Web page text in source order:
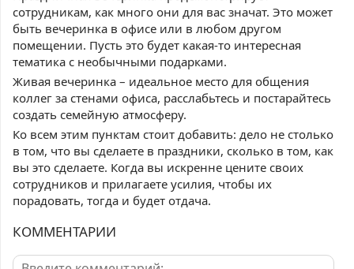
сотрудникам, как много они для вас значат. Это может
быть вечеринка в офисе или в любом другом
помещении. Пусть это будет какая-то интересная
тематика с необычными подарками.
Живая вечеринка – идеальное место для общения
коллег за стенами офиса, расслабьтесь и постарайтесь
создать семейную атмосферу.
Ко всем этим пунктам стоит добавить: дело не столько
в том, что вы сделаете в праздники, сколько в том, как
вы это сделаете. Когда вы искренне цените своих
сотрудников и прилагаете усилия, чтобы их
порадовать, тогда и будет отдача.
КОММЕНТАРИИ